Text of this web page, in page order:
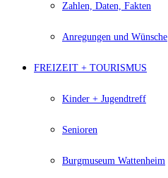
Zahlen, Daten, Fakten
Anregungen und Wünsche
FREIZEIT + TOURISMUS
Kinder + Jugendtreff
Senioren
Burgmuseum Wattenheim